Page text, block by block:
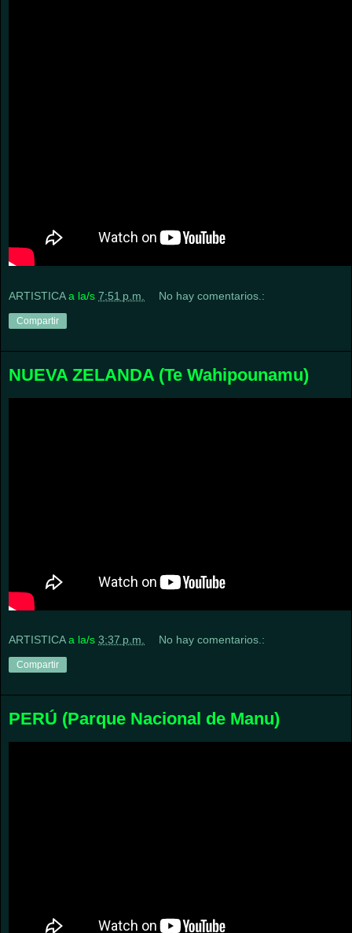
ARTISTICA a la/s 7:51 p.m. No hay comentarios.:
Compartir
NUEVA ZELANDA (Te Wahipounamu)
ARTISTICA a la/s 3:37 p.m. No hay comentarios.:
Compartir
PERÚ (Parque Nacional de Manu)